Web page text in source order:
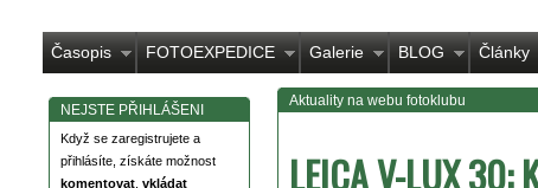
Časopis FOTOEXPEDICE Galerie BLOG Články
NEJSTE PŘIHLÁŠENI
Když se zaregistrujete a
přihlásíte, získáte možnost
komentovat vkládat
Aktuality na webu fotoklubu
LEICA V-LUX 30: